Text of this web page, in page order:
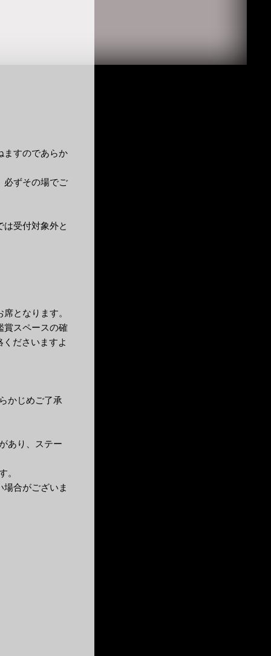
ますのであらか
必ずその場でご
受付対象外と
となります。
賞スペースの確
ださいますよ
かじめご了承
あり、ステー
。
合がございま